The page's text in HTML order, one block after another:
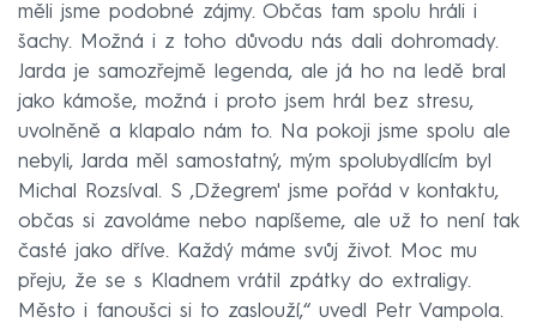
měli jsme podobné zájmy. Občas tam spolu hráli i
šachy. Možná i z toho důvodu nás dali dohromady.
Jarda je samozřejmě legenda, ale já ho na ledě bral
jako kámoše, možná i proto jsem hrál bez stresu,
uvolněně a klapalo nám to. Na pokoji jsme spolu ale
nebyli, Jarda měl samostatný, mým spolubydlícím byl
Michal Rozsíval. S ‚Džegrem' jsme pořád v kontaktu,
občas si zavoláme nebo napíšeme, ale už to není tak
časté jako dříve. Každý máme svůj život. Moc mu
přeju, že se s Kladnem vrátil zpátky do extraligy.
Město i fanoušci si to zaslouží,“ uvedl Petr Vampola.